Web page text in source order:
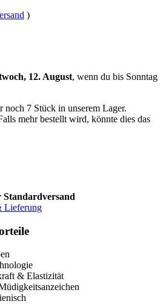
)
12. August, wenn du bis Sonntag
7 Stück in unserem Lager.
mehr bestellt wird, könnte dies das
Standardversand
Lieferung
& Elastizität